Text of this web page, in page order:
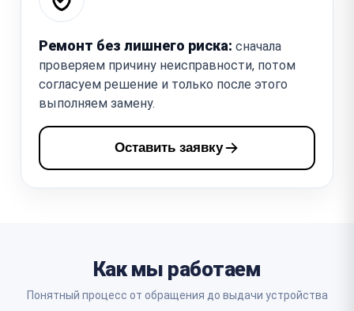
Ремонт без лишнего риска: сначала
проверяем причину неисправности, потом
согласуем решение и только после этого
выполняем замену.
Оставить заявку
Как мы работаем
Понятный процесс от обращения до выдачи устройства